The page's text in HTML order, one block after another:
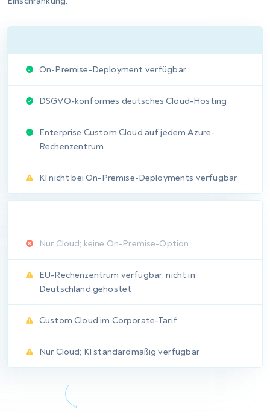
Englisch im Team-Tarif; mehrsprachig im
Urteil:aqua gewinnt, indem es
individuelle
Berechtigungsüberschreibungen
Zugang in allen Tarifen
bereitstellt, ohne ein
erfordern.
ALM